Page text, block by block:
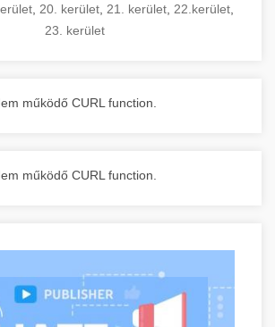
20. kerület 21. kerület 22.kerület
23. kerület
működő CURL function.
működő CURL function.